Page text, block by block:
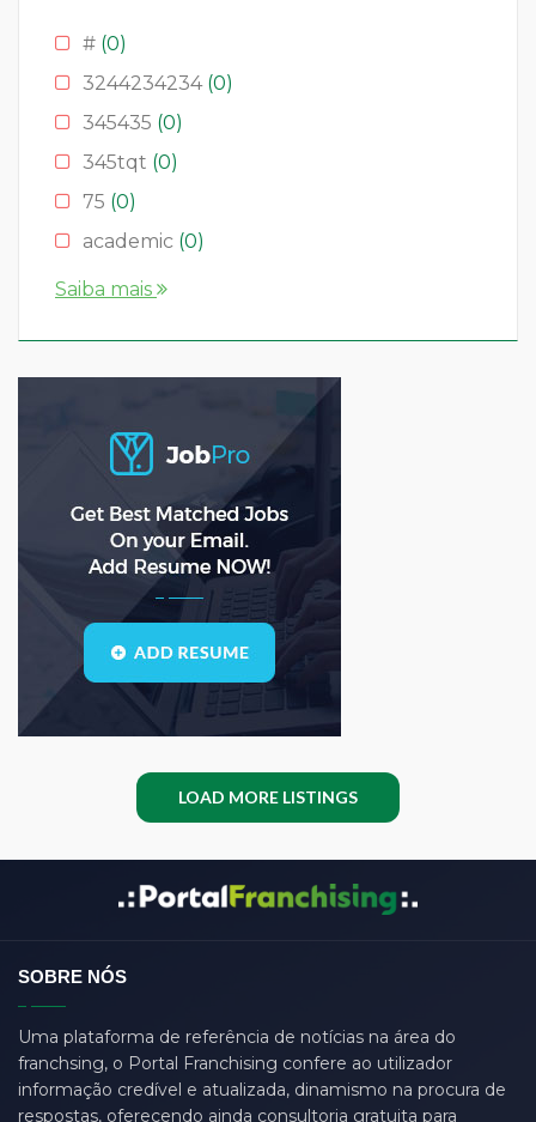
# (0)
3244234234 (0)
345435 (0)
345tqt (0)
75 (0)
academic (0)
account
asda(0)
asdad(0)
asdasdas(0)
asdasdasd(0)
bauleiter(0)
bhubaneswar
Blogs
call center
chartered (0)
dasdas (0)
designer(0)
develop(0)
developer(7)
Saiba mais
LOAD MORE LISTINGS
SOBRE NÓS
Uma plataforma de referência de notícias na área do
franchsing, o Portal Franchising confere ao utilizador
informação credível e atualizada, dinamismo na procura de
respostas, oferecendo ainda consultoria gratuita para